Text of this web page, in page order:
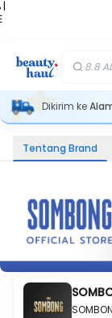
|
8.8
Dikirim ke
Tentang Brand